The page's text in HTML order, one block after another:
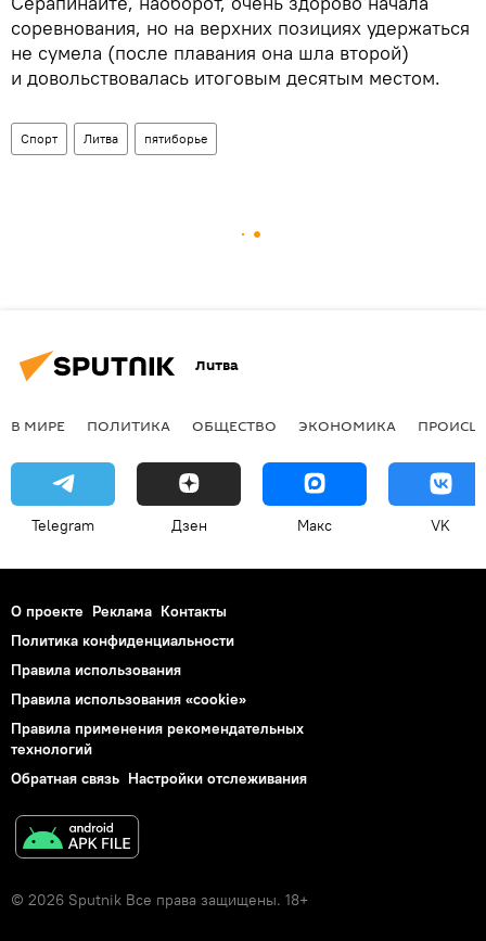
соревнования, но на верхних позициях удержаться
не сумела (после плавания она шла второй)
и довольствовалась итоговым десятым местом.
Спорт Литва пятиборье
Литва
В МИРЕ ПОЛИТИКА ОБЩЕСТВО ЭКОНОМИКА
Telegram Дзен Макс VK
О проекте Реклама Контакты
Политика конфиденциальности
Правила использования
Правила использования «cookie»
Правила применения рекомендательных
технологий
Обратная связь Настройки отслеживания
© 2026 Sputnik Все права защищены. 18+